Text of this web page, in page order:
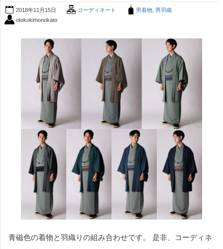
2018年11月15日 コーディネート 男着物, 男羽織
otokokimonokato
青磁色の着物と羽織りの組み合わせです。 是非、コーディネ